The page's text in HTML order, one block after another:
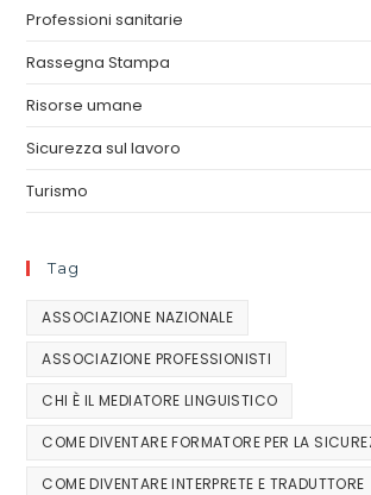
Professioni sanitarie
Rassegna Stampa
Risorse umane
Sicurezza sul lavoro
Turismo
Tag
ASSOCIAZIONE NAZIONALE
ASSOCIAZIONE PROFESSIONISTI
CHI È IL MEDIATORE LINGUISTICO
COME DIVENTARE FORMATORE PER LA
COME DIVENTARE INTERPRETE E TRADUTTORE